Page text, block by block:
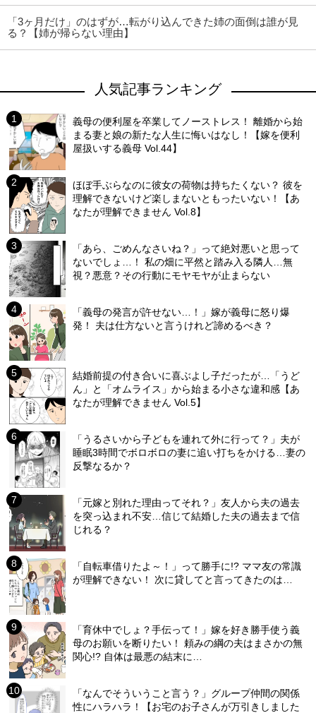
「3ヶ月だけ」のはずが…転がり込んできた姉の面倒は誰が見
る？【姉が帰らない理由】
人気記事ランキング
義母の便利屋を卒業してノーストレス！ 離婚から始
まる妻と娘の新たな人生に悔いはなし！【嫁を便利
屋扱いする義母 Vol.44】
ほぼ手ぶらなのに彼女の荷物は持ちたくない？ 彼を
理解できないけど楽しまないともったいない！【あ
なたが理解できません Vol.8】
「あら、ごめんなさいね？」って絶対悪いと思って
ないでしょ…！ 私の畑に平然と踏み入る隣人…無
視？悪意？その行動にモヤモヤが止まらない
「義母の発言が許せない…！」嫁が義母に怒り爆
発！ 夫は仕方ないと言うけれど諦めるべき？
結婚前提の付き合いに喜ぶよし子だったが…「うど
ん」と「オムライス」から始まる小さな違和感【あ
なたが理解できません Vol.5】
「うるさいから子どもを連れて外に行って？」夫が
睡眠3時間でボロボロの妻に追い打ちをかける…妻の
反撃なるか？
「元嫁と別れた理由ってそれ？」友人から夫の過去
を突っ込まれ不安…信じて結婚した夫の過去まで信
じれる？
「自転車借りたよ～！」って勝手に!? ママ友の常識
が理解できない！ 次に貸してと言ってきたのは…
「育休中でしょ？手伝って！」嫁を好き勝手使う義
母のお願いを断りたい！ 頼みの綱の夫はまさかの無
関心!? 自体は最悪の結末に…
「なんでそういうこと言う？」グループ仲間の関係
性にハラハラ！【お宅のお子さんが万引きしました